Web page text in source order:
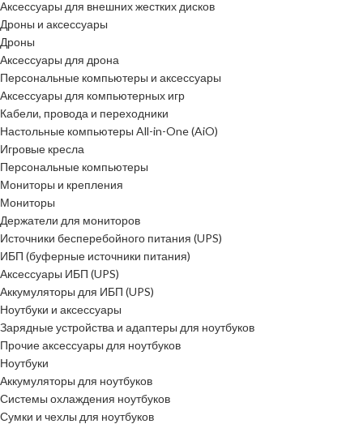
Аксессуары для внешних жестких дисков
Дроны и аксессуары
Дроны
Аксессуары для дрона
Персональные компьютеры и аксессуары
Аксессуары для компьютерных игр
Кабели, провода и переходники
Настольные компьютеры All-in-One (AiO)
Игровые кресла
Персональные компьютеры
Мониторы и крепления
Мониторы
Держатели для мониторов
Источники бесперебойного питания (UPS)
ИБП (буферные источники питания)
Аксессуары ИБП (UPS)
Аккумуляторы для ИБП (UPS)
Ноутбуки и аксессуары
Зарядные устройства и адаптеры для ноутбуков
Прочие аксессуары для ноутбуков
Ноутбуки
Аккумуляторы для ноутбуков
Системы охлаждения ноутбуков
Сумки и чехлы для ноутбуков